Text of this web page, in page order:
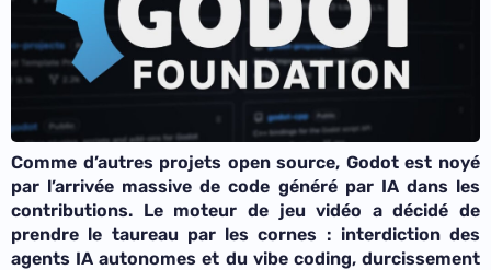
Comme d’autres projets open source, Godot est noyé
par l’arrivée massive de code généré par IA dans les
contributions. Le moteur de jeu vidéo a décidé de
prendre le taureau par les cornes : interdiction des
agents IA autonomes et du vibe coding, durcissement